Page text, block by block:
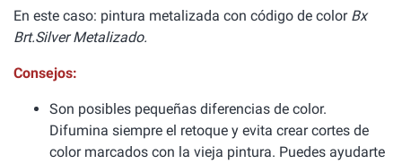
En este caso: pintura metalizada con código de color Bx
Brt.Silver Metalizado.
Consejos:
Son posibles pequeñas diferencias de color.
Difumina siempre el retoque y evita crear cortes de
color marcados con la vieja pintura. Puedes ayudarte